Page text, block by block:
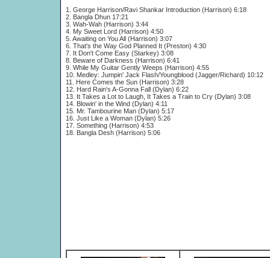
1. George Harrison/Ravi Shankar Introduction (Harrison) 6:18
2. Bangla Dhun 17:21
3. Wah-Wah (Harrison) 3:44
4. My Sweet Lord (Harrison) 4:50
5. Awaiting on You All (Harrison) 3:07
6. That's the Way God Planned It (Preston) 4:30
7. It Don't Come Easy (Starkey) 3:08
8. Beware of Darkness (Harrison) 6:41
9. While My Guitar Gently Weeps (Harrison) 4:55
10. Medley: Jumpin' Jack Flash/Youngblood (Jagger/Richard) 10:12
11. Here Comes the Sun (Harrison) 3:28
12. Hard Rain's A-Gonna Fall (Dylan) 6:22
13. It Takes a Lot to Laugh, It Takes a Train to Cry (Dylan) 3:08
14. Blowin' in the Wind (Dylan) 4:11
15. Mr. Tambourine Man (Dylan) 5:17
16. Just Like a Woman (Dylan) 5:26
17. Something (Harrison) 4:53
18. Bangla Desh (Harrison) 5:06